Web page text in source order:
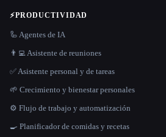
⚡PRODUCTIVIDAD
🦾 Agentes de IA
👨‍💻 Asistente de reuniones
✅ Asistente personal y de tareas
🌱 Crecimiento y bienestar personales
⚙️ Flujo de trabajo y automatización
🍳 Planificador de comidas y recetas